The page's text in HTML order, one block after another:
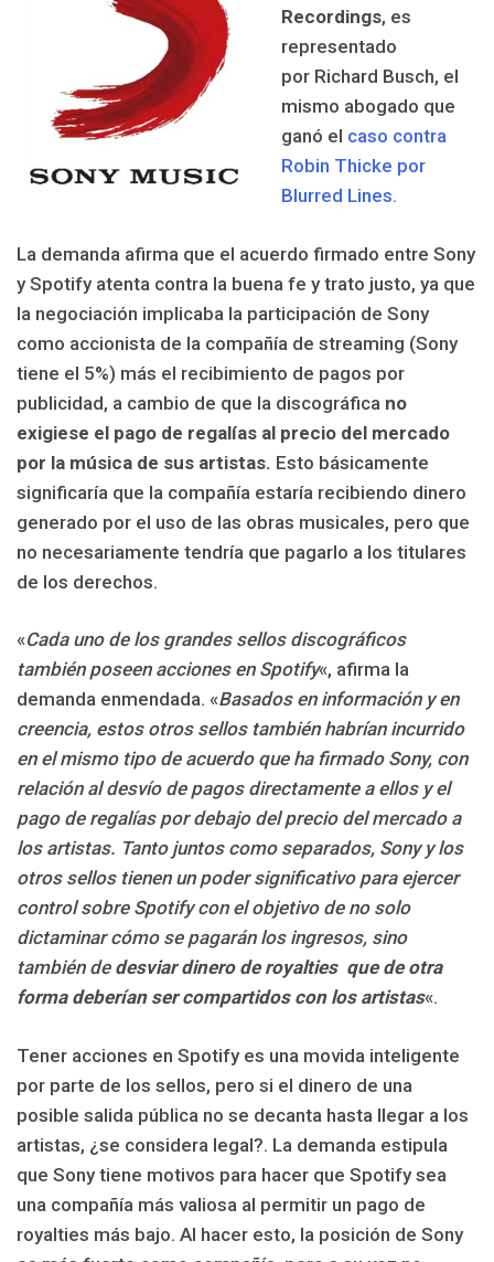
Recordings, es
representado
por Richard Busch, el
mismo abogado que
ganó el caso contra
Robin Thicke por
Blurred Lines.
La demanda afirma que el acuerdo firmado entre Sony
y Spotify atenta contra la buena fe y trato justo, ya que
la negociación implicaba la participación de Sony
como accionista de la compañía de streaming (Sony
tiene el 5%) más el recibimiento de pagos por
publicidad, a cambio de que la discográfica no
exigiese el pago de regalías al precio del mercado
por la música de sus artistas. Esto básicamente
significaría que la compañía estaría recibiendo dinero
generado por el uso de las obras musicales, pero que
no necesariamente tendría que pagarlo a los titulares
de los derechos.
«Cada uno de los grandes sellos discográficos
también poseen acciones en Spotify«, afirma la
demanda enmendada. «Basados en información y en
creencia, estos otros sellos también habrían incurrido
en el mismo tipo de acuerdo que ha firmado Sony, con
relación al desvío de pagos directamente a ellos y el
pago de regalías por debajo del precio del mercado a
los artistas. Tanto juntos como separados, Sony y los
otros sellos tienen un poder significativo para ejercer
control sobre Spotify con el objetivo de no solo
dictaminar cómo se pagarán los ingresos, sino
también de desviar dinero de royalties que de otra
forma deberían ser compartidos con los artistas«.
Tener acciones en Spotify es una movida inteligente
por parte de los sellos, pero si el dinero de una
posible salida pública no se decanta hasta llegar a los
artistas, ¿se considera legal?. La demanda estipula
que Sony tiene motivos para hacer que Spotify sea
una compañía más valiosa al permitir un pago de
royalties más bajo. Al hacer esto, la posición de Sony